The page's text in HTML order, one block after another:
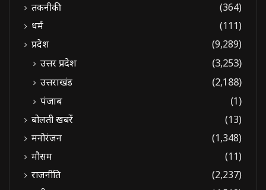
तकनीकी
(364)
धर्म
(111)
प्रदेश
(9,289)
उत्तर प्रदेश
(3,253)
उत्तराखंड
(2,188)
पंजाब
(1)
बोलती खबरें
(13)
मनोरंजन
(1,348)
मौसम
(11)
राजनीति
(2,237)